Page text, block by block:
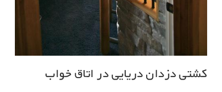
کشتی دزدان دریایی در اتاق خواب